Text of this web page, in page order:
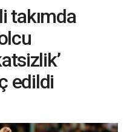
takımda
edildi